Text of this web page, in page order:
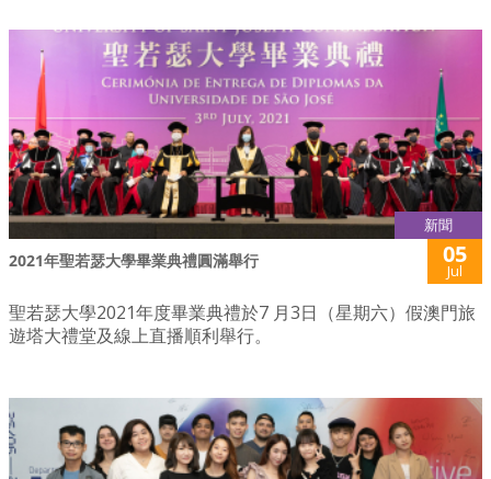
新聞
2021年聖若瑟大學畢業典禮圓滿舉行 05
Jul
聖若瑟大學2021年度畢業典禮於7 月3日（星期六）假澳門旅
遊塔大禮堂及線上直播順利舉行。